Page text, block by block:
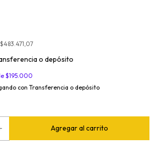
$483.471,07
o depósito
$195.000
con Transferencia o depósito